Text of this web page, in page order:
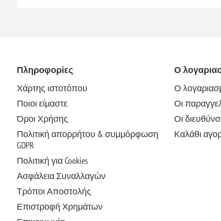
Πληροφορίες
Χάρτης ιστοτόπου
Ποιοι είμαστε
Όροι Χρήσης
Πολιτική απορρήτου & συμμόρφωση
GDPR
Πολιτική για Cookies
Ασφάλεια Συναλλαγών
Τρόποι Αποστολής
Επιστροφή Χρημάτων
Ο
Ο
Οι
Οι
Καλάθι